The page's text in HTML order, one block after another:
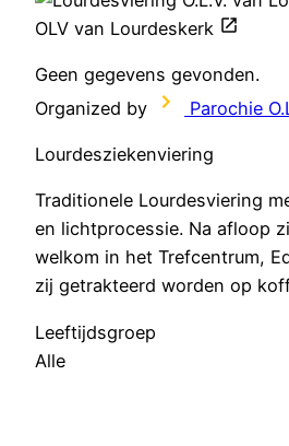
OLV van Lourdeskerk
Geen gegevens gevonden.
Organized by
Parochie
Lourdesziekenviering
Traditionele Lourdesviering
en lichtprocessie. Na afloop
welkom in het Trefcentrum,
zij getrakteerd worden op
Leeftijdsgroep
Alle